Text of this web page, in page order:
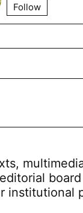
Follow
institutional